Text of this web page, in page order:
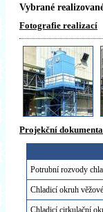
Vybrané
Fotografie realizací
Projekční
Potrubní rozvody
Chladicí okruh